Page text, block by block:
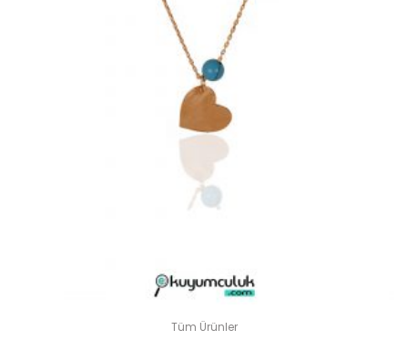
Tüm Ürünler